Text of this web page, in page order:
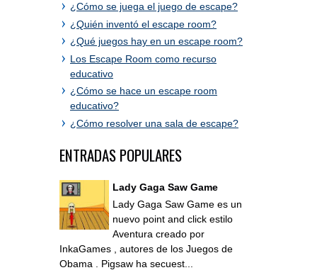
¿Cómo se juega el juego de escape?
¿Quién inventó el escape room?
¿Qué juegos hay en un escape room?
Los Escape Room como recurso
educativo
¿Cómo se hace un escape room
educativo?
¿Cómo resolver una sala de escape?
ENTRADAS POPULARES
Lady Gaga Saw Game
Lady Gaga Saw Game es un
nuevo point and click estilo
Aventura creado por
InkaGames , autores de los Juegos de
Obama . Pigsaw ha secuest...